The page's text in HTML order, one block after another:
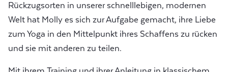
Rückzugsorten in unserer schnelllebigen, modernen
Welt hat Molly es sich zur Aufgabe gemacht, ihre Liebe
zum Yoga in den Mittelpunkt ihres Schaffens zu rücken
und sie mit anderen zu teilen.